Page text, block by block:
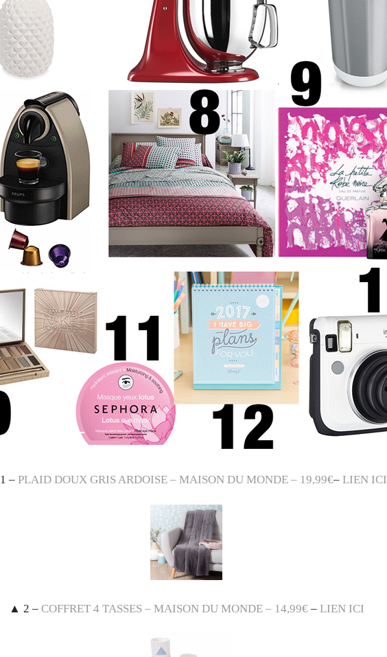
1 – PLAID DOUX GRIS ARDOISE – MAISON DU MONDE – 19,99€–LIEN ICI
▲ 2 – COFFRET 4 TASSES – MAISON DU MONDE – 14,99€– LIEN ICI